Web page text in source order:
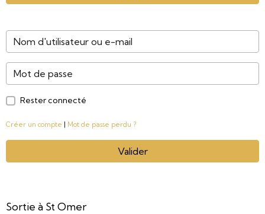
Rester connecté
Créer un compte Mot de passe perdu ?
Valider
Sortie à St Omer